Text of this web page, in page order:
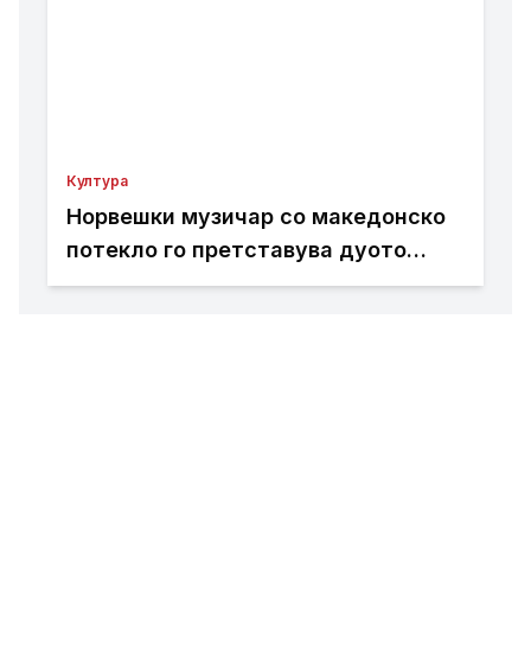
Култура
Норвешки музичар со македонско
потекло го претставува дуото
Добрила и Дориан на својот нов